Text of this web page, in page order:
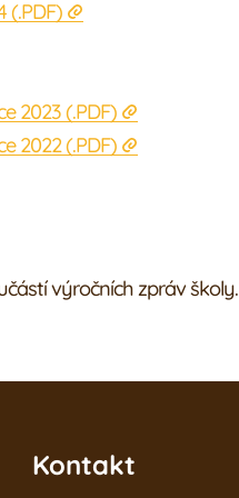
(.PDF)
2023(.PDF)
2022(.PDF)
výročních zpráv školy.
Kontakt